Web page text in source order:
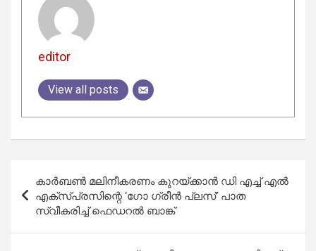
editor
View all posts
navigation
കാർബൺ മലിനീകരണം കുറയ്ക്കാൻ ഡി എച്ച് എൽ
എക്സ്പ്രസിന്റെ ‘ഗോ ഗ്രീൻ പ്ലസ്’ പാത
സ്വീകരിച്ച് ഫെഡറൽ ബാങ്ക്